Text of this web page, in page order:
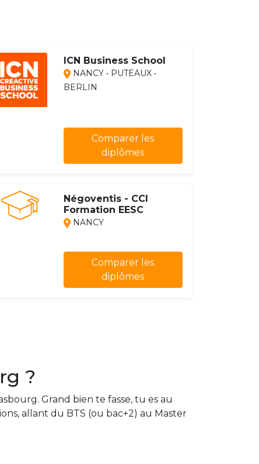
ICN Business School
NANCY • PUTEAUX •
BERLIN
Comparer les
diplômes
Négoventis - CCI
Formation EESC
NANCY
Comparer les
diplômes
?
Grand bien te fasse, tu es au
allant du BTS (ou bac+2) au Master